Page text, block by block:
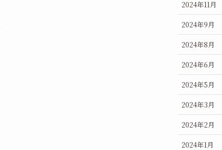
2024年11月
2024年9月
2024年8月
2024年6月
2024年5月
2024年3月
2024年2月
2024年1月